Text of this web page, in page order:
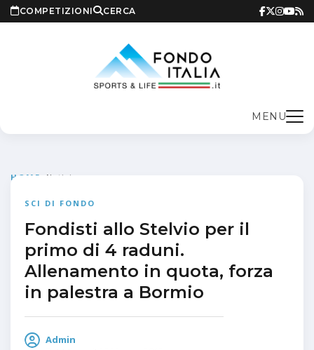
COMPETIZIONI CERCA
MENU
HOME Notizie
SCI DI FONDO
Fondisti allo Stelvio per il
primo di 4 raduni.
Allenamento in quota, forza
in palestra a Bormio
Admin